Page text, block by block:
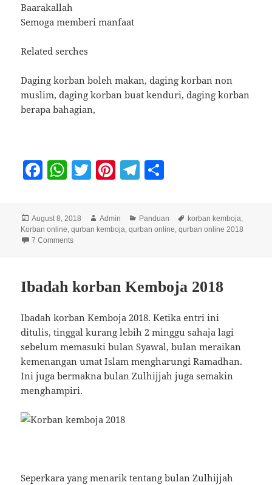
Baarakallah
Semoga memberi manfaat
Related serches
Daging korban boleh makan, daging korban non
muslim, daging korban buat kenduri, daging korban
berapa bahagian,
F
e
b
o
W
at
s
A
p
T
itt
er
Pi
er
es
T
e
grre
Posted
on
August 8, 2018 Author
Admin Categories
Panduan Tags
korban kemboja,
Korban online,qurban kemboja,qurban online,qurban online 2018
7 Commentson Cara menyimpan daging korban yang betul
Ibadah korban Kemboja 2018
Ibadah korban Kemboja 2018. Ketika entri ini
ditulis, tinggal kurang lebih 2 minggu sahaja lagi
sebelum memasuki bulan Syawal, bulan meraikan
kemenangan umat Islam mengharungi Ramadhan.
Ini juga bermakna bulan Zulhijjah juga semakin
menghampiri.
Seperkara yang menarik tentang bulan Zulhijjah